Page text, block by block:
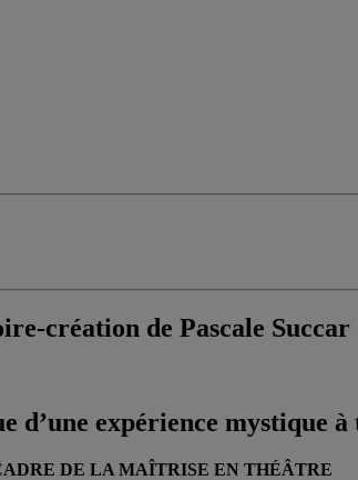
création de Pascale Succar
expérience mystique
DE LA MAÎTRISE EN THÉÂTRE